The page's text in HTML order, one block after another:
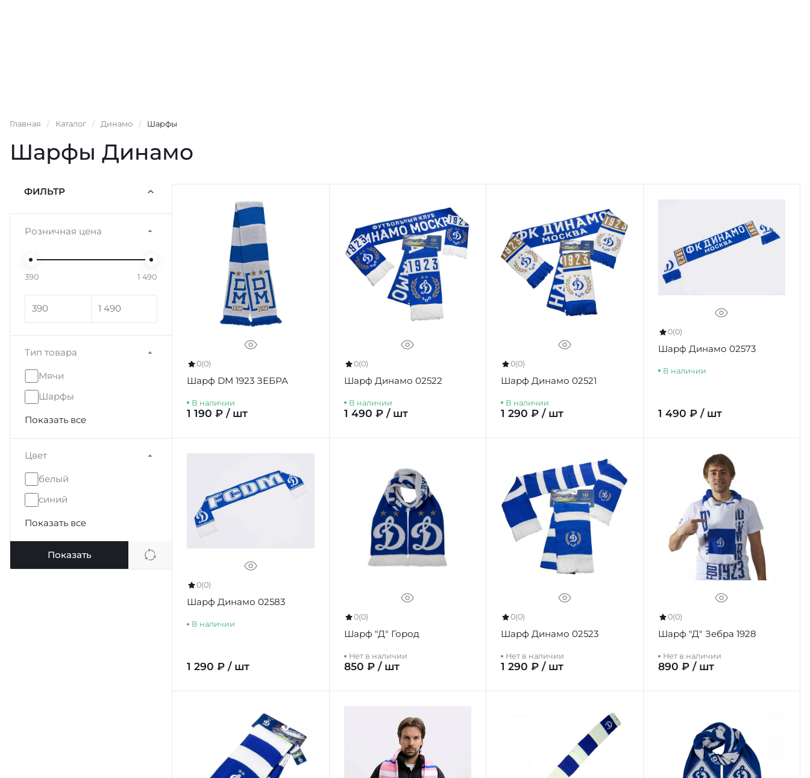
Главная / Каталог / Динамо / Шарфы
Шарфы Динамо
ФИЛЬТР
Розничная цена
390 1 490
Тип товара
Мячи
Шарфы
Показать все
Цвет
белый
синий
Показать все
Показать
0(0)
Шарф DM 1923 ЗЕБРА
В наличии
1 190 ₽ / шт
0(0)
Шарф Динамо 02522
В наличии
1 490 ₽ / шт
0(0)
Шарф Динамо 02521
В наличии
1 290 ₽ / шт
0(0)
Шарф Динамо 02573
В наличии
1 490 ₽ / шт
0(0)
Шарф Динамо 02583
В наличии
1 290 ₽ / шт
0(0)
Шарф "Д" Город
Нет в наличии
850 ₽ / шт
0(0)
Шарф Динамо 02523
Нет в наличии
1 290 ₽ / шт
0(0)
Шарф "Д" Зебра 1928
Нет в наличии
890 ₽ / шт